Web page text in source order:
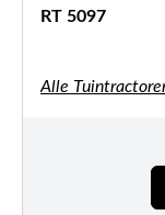
RT 5097
Alle